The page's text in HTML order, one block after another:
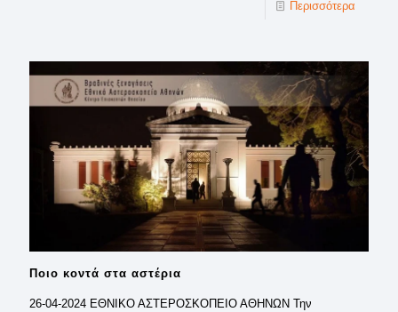
Περισσότερα
Ποιο κοντά στα αστέρια
26-04-2024 ΕΘΝΙΚΟ ΑΣΤΕΡΟΣΚΟΠΕΙΟ ΑΘΗΝΩΝ Την